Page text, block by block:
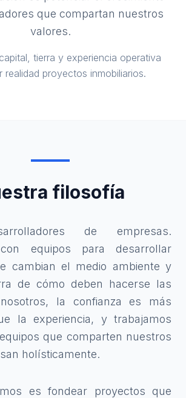
que compartan nuestros
valores.
tierra y experiencia operativa
realidad proyectos inmobiliarios.
filosofía
de empresas.
equipos para desarrollar
cambian el medio ambiente y
de cómo deben hacerse las
la confianza es más
la experiencia, y trabajamos
que comparten nuestros
holísticamente.
es fondear proyectos que